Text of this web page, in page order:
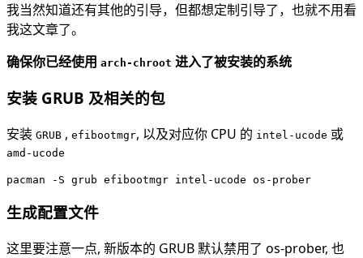
我当然知道还有其他的引导，但都想定制引导了，也就不用看
我这文章了。
确保你已经使用 arch-chroot 进入了被安装的系统
安装 GRUB 及相关的包
安装 GRUB , efibootmgr, 以及对应你 CPU 的 intel-ucode 或
amd-ucode
生成配置文件
这里要注意一点, 新版本的 GRUB 默认禁用了 os-prober, 也